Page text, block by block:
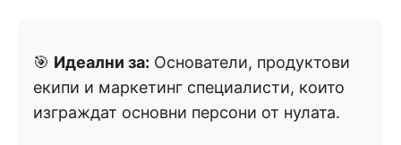
🎯 Идеални за: Основатели, продуктови
екипи и маркетинг специалисти, които
изграждат основни персони от нулата.